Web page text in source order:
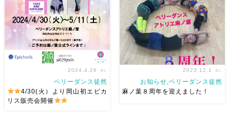
Semsemayaです) ①フォーク
ロアダンスって？②Awalemっ
て何？③A […]
を紹介してくれ、麻ノ葉でベリ
ーダンスを始めたレイコさん
今回のドラムソロトレーニング
で […]
2024.4.26 fri.
ベリーダンス徒然
4/30(火）より岡山初エピカ
リス販売会開催
2023.12.1 fri.
お知らせ,ベリーダンス徒然
麻ノ葉８周年を迎えました！